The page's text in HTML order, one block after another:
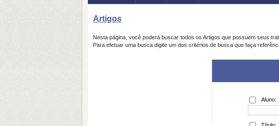
Artigos
Nesta página, você poderá buscar todos os Artigos que possuem seus
Para efetuar uma busca digite um dos critérios de busca que faça
Aluno: